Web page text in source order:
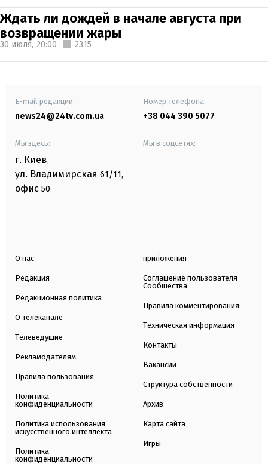
Ждать ли дождей в начале августа при
возвращении жары
30 июля, 20:00 2315
E-mail редакции
news24@24tv.com.ua
Номер телефона:
+38 044 390 5077
Мы здесь:
г. Киев,
ул. Владимирская 61/11,
офис 50
Мы в соцсетях:
О нас
Редакция
Редакционная политика
О телеканале
Телеведущие
Рекламодателям
Правила пользования
Политика
конфиденциальности
Политика использования
искусственного интеллекта
Политика
конфиденциальности
приложения
Соглашение пользователя
Сообщества
Правила комментирования
Техническая информация
Контакты
Вакансии
Структура собственности
Архив
Карта сайта
Игры